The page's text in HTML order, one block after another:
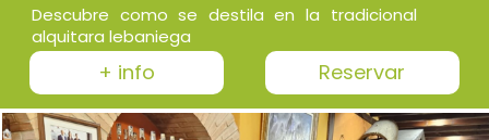
Descubre como se destila en la tradicional
alquitara lebaniega
+ info Reservar